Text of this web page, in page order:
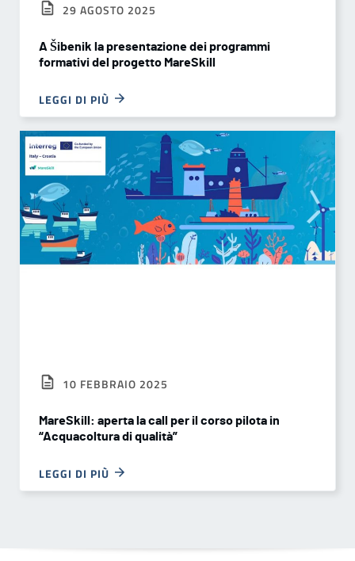
29 AGOSTO 2025
A Šibenik la presentazione dei programmi
formativi del progetto MareSkill
LEGGI DI PIÙ
10 FEBBRAIO 2025
MareSkill: aperta la call per il corso pilota in
“Acquacoltura di qualità”
LEGGI DI PIÙ